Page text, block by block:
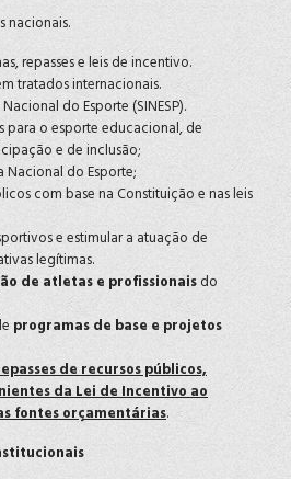
nacionais.
repasses e leis de incentivo.
tratados internacionais.
do Esporte (SINESP).
para o esporte educacional, de
e de inclusão;
Nacional do Esporte;
com base na Constituição e nas leis
e estimular a atuação de
legítimas.
de atletas e profissionaisdo
programas de base e projetos
de recursos públicos,
da Lei de Incentivo ao
fontes orçamentárias.